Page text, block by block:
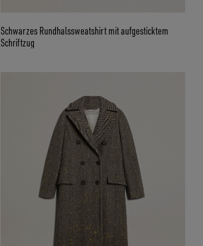
Schwarzes Rundhalssweatshirt mit aufgesticktem
Schriftzug